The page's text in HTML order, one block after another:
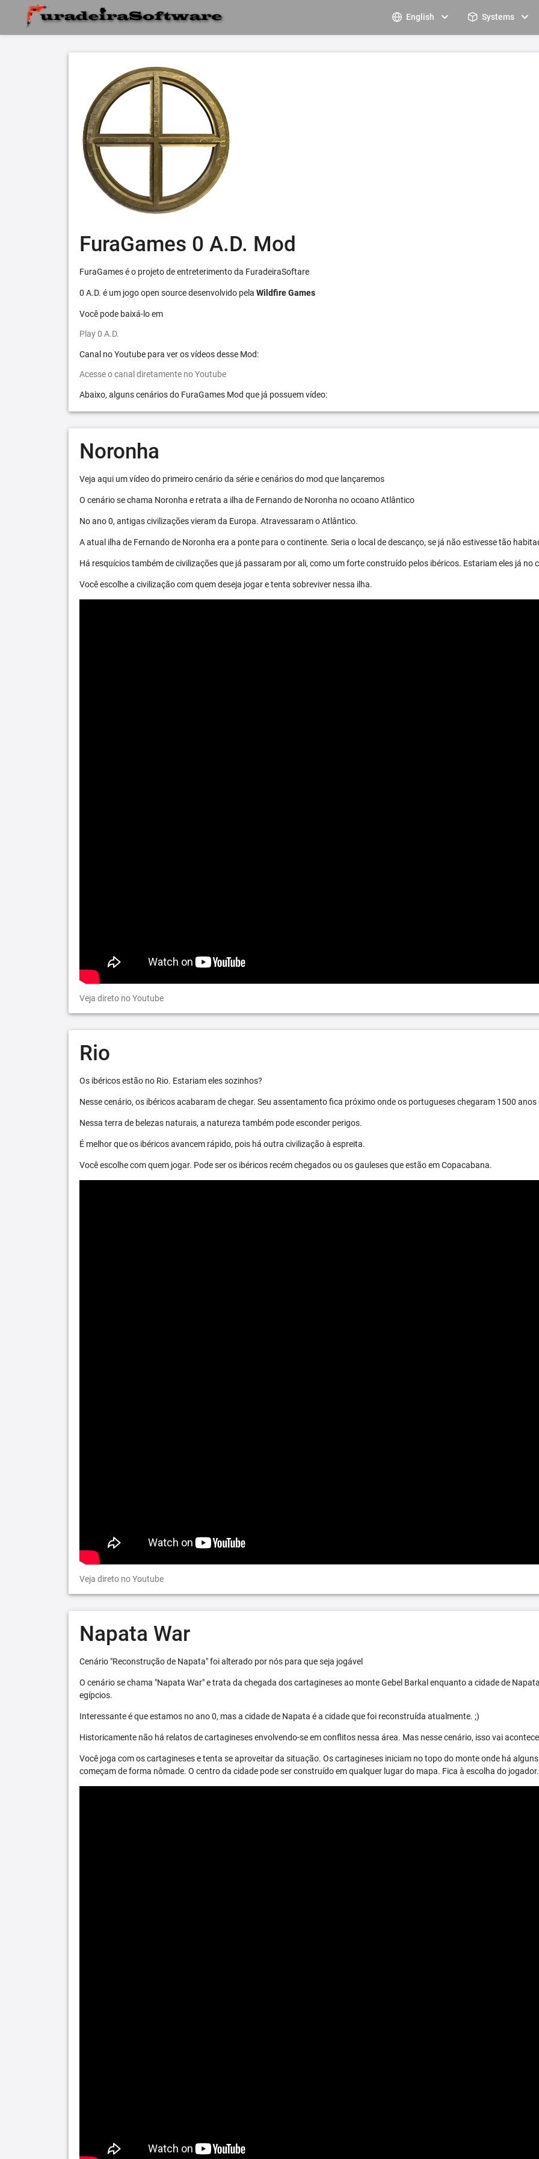
English Systems
FuraGames 0 A.D. Mod
FuraGames é o projeto de entreterimento da FuradeiraSoftare
0 A.D. é um jogo open source desenvolvido pela Wildfire Games
Você pode baixá-lo em
Play 0 A.D.
Canal no Youtube para ver os vídeos desse Mod:
Acesse o canal diretamente no Youtube
Abaixo, alguns cenários do FuraGames Mod que já possuem vídeo:
Noronha
Veja aqui um vídeo do primeiro cenário da série e cenários do mod que lançaremos
O cenário se chama Noronha e retrata a ilha de Fernando de Noronha no ocoano Atlântico
No ano 0, antigas civilizações vieram da Europa. Atravessaram o Atlântico.
A atual ilha de Fernando de Noronha era a ponte para o continente. Seria o local de descanço, se já não estivesse tão
Há resquícios também de civilizações que já passaram por ali, como um forte construído pelos ibéricos. Estariam eles já no
Você escolhe a civilização com quem deseja jogar e tenta sobreviver nessa ilha.
Veja direto no Youtube
Rio
Os ibéricos estão no Rio. Estariam eles sozinhos?
Nesse cenário, os ibéricos acabaram de chegar. Seu assentamento fica próximo onde os portugueses chegaram 1500 anos
Nessa terra de belezas naturais, a natureza também pode esconder perigos.
É melhor que os ibéricos avancem rápido, pois há outra civilização à espreita.
Você escolhe com quem jogar. Pode ser os ibéricos recém chegados ou os gauleses que estão em Copacabana.
Veja direto no Youtube
Napata War
Cenário "Reconstrução de Napata" foi alterado por nós para que seja jogável
O cenário se chama "Napata War" e trata da chegada dos cartagineses ao monte Gebel Barkal enquanto a cidade de
egípcios.
Interessante é que estamos no ano 0, mas a cidade de Napata é a cidade que foi reconstruída atualmente. ;)
Historicamente não há relatos de cartagineses envolvendo-se em conflitos nessa área. Mas nesse cenário, isso vai
Você joga com os cartagineses e tenta se aproveitar da situação. Os cartagineses iniciam no topo do monte onde há
começam de forma nômade. O centro da cidade pode ser construído em qualquer lugar do mapa. Fica à escolha do jogador.